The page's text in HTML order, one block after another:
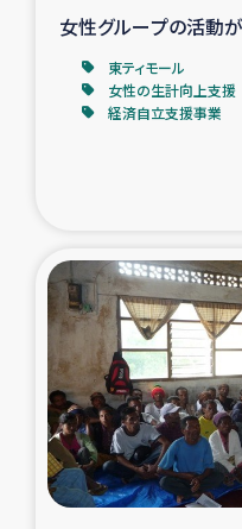
女性グループの活動
東ティモール
女性の生計向上支援
経済自立支援事業